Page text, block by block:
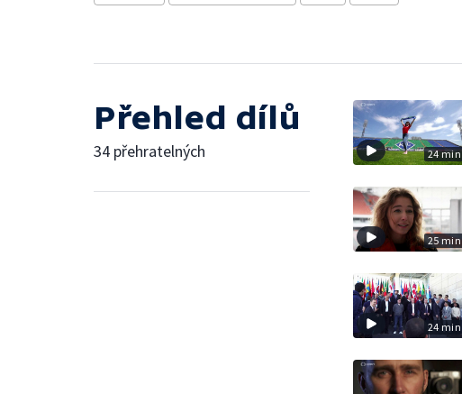
Přehled dílů
34 přehratelných 24 min
25 min
24 min